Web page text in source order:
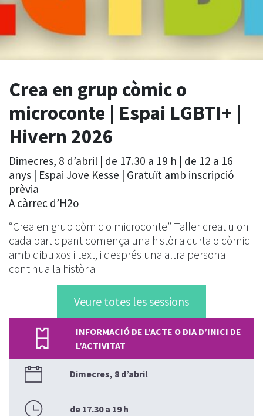
Crea en grup còmic o
microconte | Espai LGBTI+ |
Hivern 2026
Dimecres, 8 d’abril | de 17.30 a 19 h | de 12 a 16
anys | Espai Jove Kesse | Gratuït amb inscripció
prèvia
A càrrec d’H2o
“Crea en grup còmic o microconte” Taller creatiu on
cada participant comença una història curta o còmic
amb dibuixos i text, i després una altra persona
continua la història
Veure totes les sessions
INFORMACIÓ DE L’ACTE O DIA D’INICI DE
L’ACTIVITAT
Dimecres, 8 d’abril
de 17.30 a 19 h